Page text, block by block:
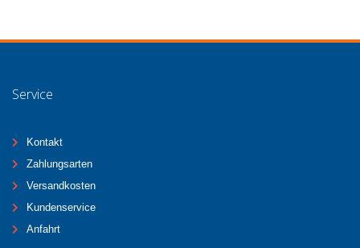
Service
Kontakt
Zahlungsarten
Versandkosten
Kundenservice
Anfahrt